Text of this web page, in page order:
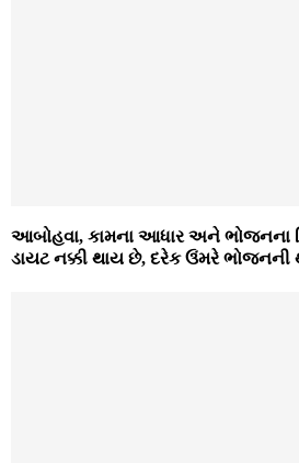
આબોહવા, કામના આધાર અને ભોજનના
ડાયટ નક્કી થાય છે, દરેક ઉંમરે ભોજનની